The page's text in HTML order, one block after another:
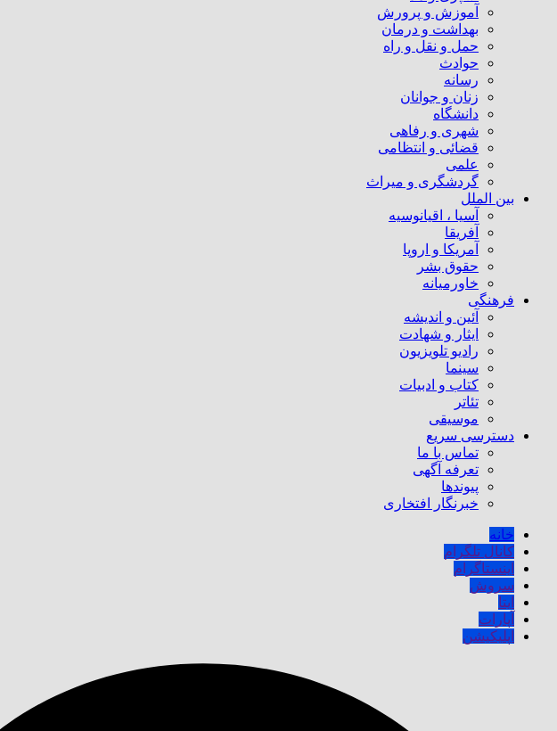
آموزش و پرورش
بهداشت و درمان
حمل و نقل و راه
حوادث
رسانه
زنان و جوانان
دانشگاه
شهری و رفاهی
قضائی و انتظامی
علمی
گردشگری و میراث
بین الملل
آسیا ، اقیانوسیه
آفریقا
آمریکا و اروپا
حقوق بشر
خاورمیانه
فرهنگی
آئین و اندیشه
ایثار و شهادت
رادیو تلویزیون
سینما
کتاب و ادبیات
تئاتر
موسیقی
دسترسی سریع
تماس با ما
تعرفه آگهی
پیوندها
خبرنگار افتخاری
خانه
کانال تلگرام
اینستاگرام
سروش
ایتا
آپارات
اپلیکیشن